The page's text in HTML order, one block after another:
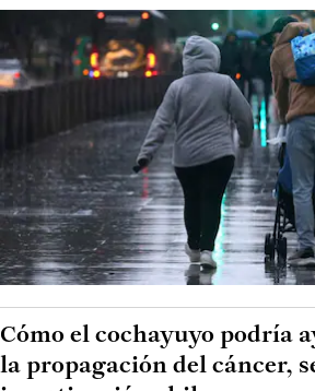
Cómo el cochayuyo podría
la propagación del cáncer,